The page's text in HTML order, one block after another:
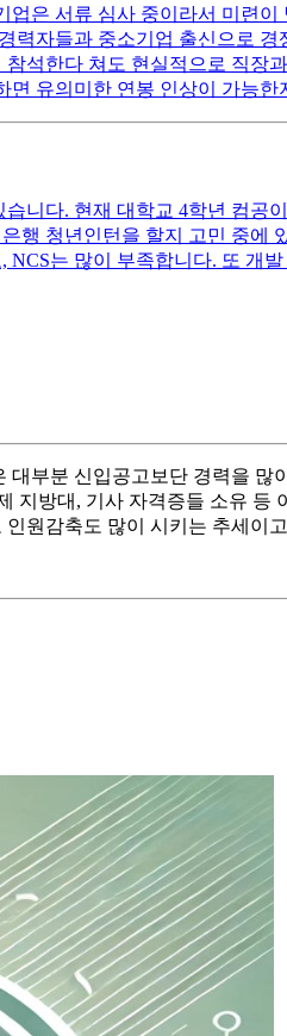
은 서류 심사 중이라서 미련
자들과 중소기업 출신으로
석한다 쳐도 현실적으로 직
유의미한 연봉 인상이 가능한
니다. 현재 대학교 4학년 컴공
행 청년인턴을 할지 고민 중
는 많이 부족합니다. 또 개
부분 신입공고보단 경력을
지방대, 기사 자격증들 소유
원감축도 많이 시키는 추세